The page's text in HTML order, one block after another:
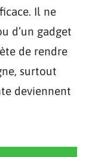
Il ne
d’un gadget
de rendre
surtout
deviennent